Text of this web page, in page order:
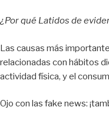
¿Por qué Latidos de
Las causas más
relacionadas con hábitos
actividad física, y el
Ojo con las fake news: